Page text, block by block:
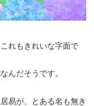
れもきれいな字面で
んだそうです。
易が、とある名も無き